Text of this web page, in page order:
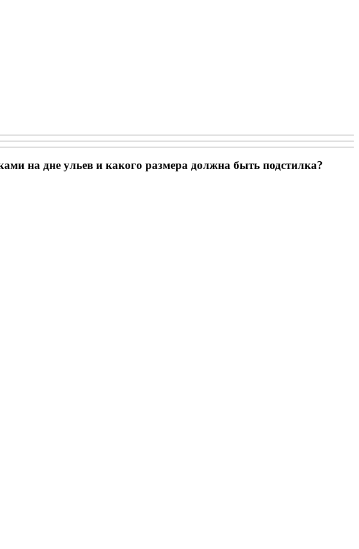
на дне ульев и какого размера должна быть подстилка?